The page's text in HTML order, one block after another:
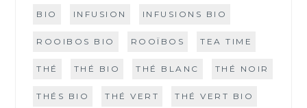
BIO INFUSION INFUSIONS BIO
ROOIBOS BIO ROOÏBOS TEA TIME
THÉ THÉ BIO THÉ BLANC THÉ NOIR
THÉS BIO THÉ VERT THÉ VERT BIO